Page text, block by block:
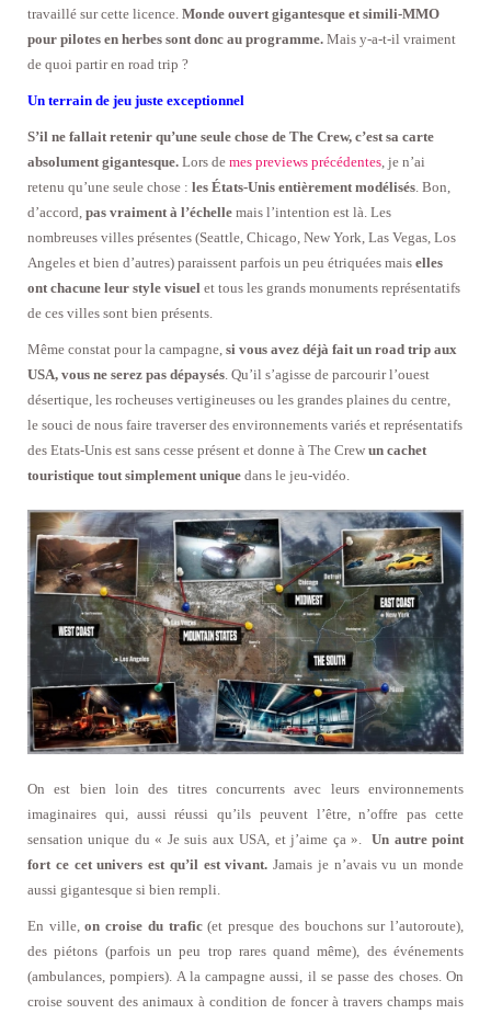
travaillé sur cette licence. Monde ouvert gigantesque et simili-MMO
pour pilotes en herbes sont donc au programme. Mais y-a-t-il vraiment
de quoi partir en road trip ?
Un terrain de jeu juste exceptionnel
S’il ne fallait retenir qu’une seule chose de The Crew, c’est sa carte
absolument gigantesque. Lors de mes previews précédentes , je n’ai
retenu qu’une seule chose : les États-Unis entièrement modélisés . Bon,
d’accord, pas vraiment à l’échelle mais l’intention est là. Les
nombreuses villes présentes (Seattle, Chicago, New York, Las Vegas, Los
Angeles et bien d’autres) paraissent parfois un peu étriquées mais elles
ont chacune leur style visuel et tous les grands monuments représentatifs
de ces villes sont bien présents.
Même constat pour la campagne, si vous avez déjà fait un road trip aux
USA, vous ne serez pas dépaysés . Qu’il s’agisse de parcourir l’ouest
désertique, les rocheuses vertigineuses ou les grandes plaines du centre,
le souci de nous faire traverser des environnements variés et représentatifs
des Etats-Unis est sans cesse présent et donne à The Crew un cachet
touristique tout simplement unique dans le jeu-vidéo.
On est bien loin des titres concurrents avec leurs environnements
imaginaires qui, aussi réussi qu’ils peuvent l’être, n’offre pas cette
sensation unique du « Je suis aux USA, et j’aime ça ».Un autre point
fort ce cet univers est qu’il est vivant. Jamais je n’avais vu un monde
aussi gigantesque si bien rempli.
En ville,on croise du trafic(et presque des bouchons sur l’autoroute),
des piétons (parfois un peu trop rares quand même), des événements
(ambulances, pompiers). A la campagne aussi, il se passe des choses. On
croise souvent des animaux à condition de foncer à travers champs mais